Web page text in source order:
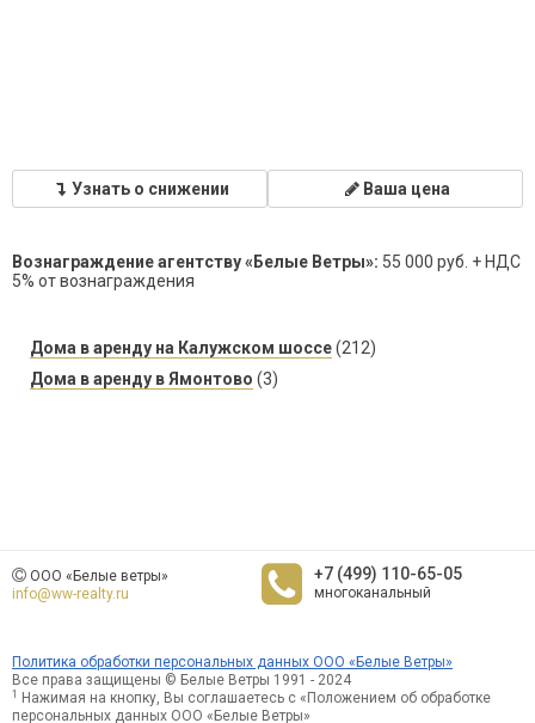
Узнать о снижении Ваша цена
Вознаграждение агентству «Белые Ветры»: 55 000 руб. + НДС
5% от вознаграждения
Дома в аренду на Калужском шоссе(212)
Дома в аренду в Ямонтово (3)
ООО «Белые ветры»
info@ww-realty.ru
+7 (499) 110-65-05
многоканальный
Политика обработки персональных данных ООО «Белые Ветры»
Все права защищены © Белые Ветры 1991 - 2024
1
Нажимая на кнопку, Вы соглашаетесь с «Положением об обработке
персональных данных ООО «Белые Ветры»